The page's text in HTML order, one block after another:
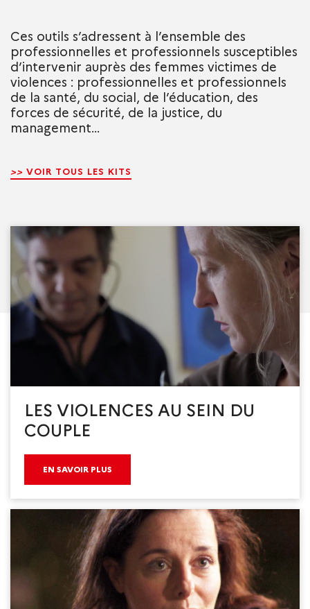
Ces outils s’adressent à l’ensemble des
professionnelles et professionnels susceptibles
d’intervenir auprès des femmes victimes de
violences : professionnelles et professionnels
de la santé, du social, de l’éducation, des
forces de sécurité, de la justice, du
management…
>> VOIR TOUS LES KITS
LES VIOLENCES AU SEIN DU
COUPLE
EN SAVOIR PLUS